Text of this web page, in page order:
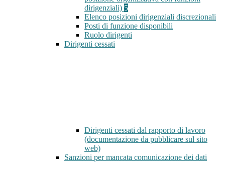
dirigenziali) 5
Elenco posizioni dirigenziali discrezionali
Posti di funzione disponibili
Ruolo dirigenti
Dirigenti cessati
Dirigenti cessati dal rapporto di lavoro
(documentazione da pubblicare sul sito
web)
Sanzioni per mancata comunicazione dei dati